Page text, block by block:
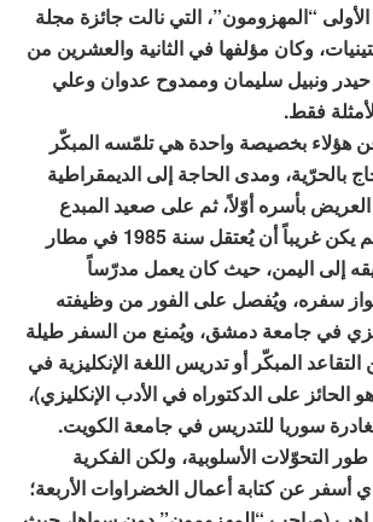
“المهزومون”، التي نالت جائزة مجلة
وكان مؤلفها في الثانية والعشرين من
ونبيل سليمان وممدوح عدوان وعلي
فقط.
هؤلاء بخصيصة واحدة هي تلمّسه المبكّر
بالحرّية، ومدى الحاجة إلى الديمقراطية
بأسره أوّلاً، ثم على صعيد المبدع
بعدئذ واستطراداً. ولم يكن غريباً أن يُعتقل سنة 1985 في مطار
إلى اليمن، حيث كان يعمل مدرّساً
سفره، ويُفصل على الفور من وظيفته
في جامعة دمشق، ويُمنع من السفر طيلة
المبكّر أو تدريس اللغة الإنكليزية في
الحائز على الدكتوراه في الأدب الإنكليزي)،
سوريا للتدريس في جامعة الكويت.
التحوّلات الأسلوبية، ولكن الفكرية
أسفر عن كتابة أعمال الخضراوات الأربعة؛